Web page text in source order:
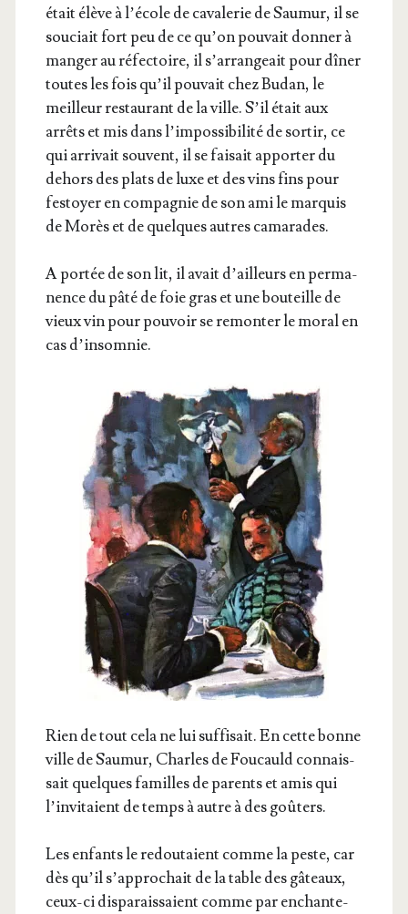
était élève à l’é­cole de cava­le­rie de Sau­mur, il se
sou­ciait fort peu de ce qu’on pou­vait don­ner à
man­ger au réfec­toire, il s’ar­ran­geait pour dîner
toutes les fois qu’il pou­vait chez Budan, le
meilleur res­tau­rant de la ville. S’il était aux
arrêts et mis dans l’im­pos­si­bi­li­té de sor­tir, ce
qui arri­vait sou­vent, il se fai­sait appor­ter du
dehors des plats de luxe et des vins fins pour
fes­toyer en com­pa­gnie de son ami le mar­quis
de Morès et de quelques autres camarades.
A por­tée de son lit, il avait d’ailleurs en per­ma­
nence du pâté de foie gras et une bou­teille de
vieux vin pour pou­voir se remon­ter le moral en
cas d’insomnie.
Rien de tout cela ne lui suf­fi­sait. En cette bonne
ville de Sau­mur, Charles de Fou­cauld connais­
sait quelques familles de parents et amis qui
l’in­vi­taient de temps à autre à des goûters.
Les enfants le redou­taient comme la peste, car
dès qu’il s’ap­pro­chait de la table des gâteaux,
ceux-ci dis­pa­rais­saient comme par enchan­te­